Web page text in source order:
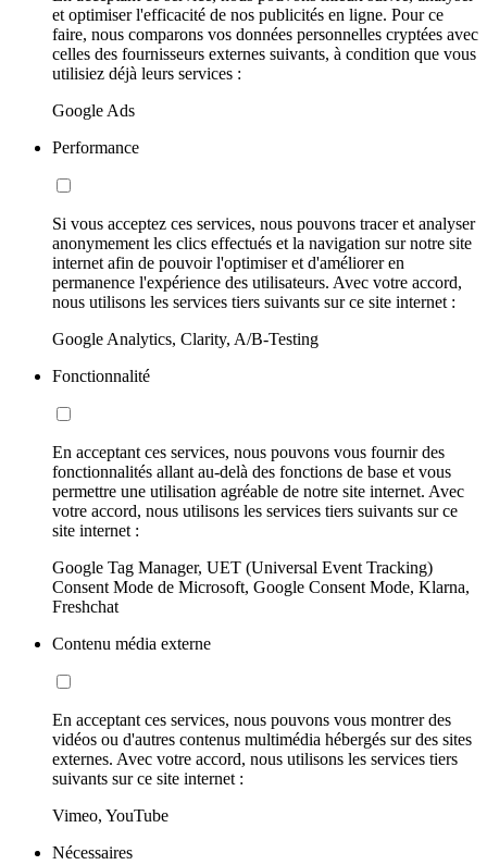
et optimiser l'efficacité de nos publicités en ligne. Pour ce
faire, nous comparons vos données personnelles cryptées avec
celles des fournisseurs externes suivants, à condition que vous
utilisiez déjà leurs services :
Google Ads
Performance
Si vous acceptez ces services, nous pouvons tracer et analyser
anonymement les clics effectués et la navigation sur notre site
internet afin de pouvoir l'optimiser et d'améliorer en
permanence l'expérience des utilisateurs. Avec votre accord,
nous utilisons les services tiers suivants sur ce site internet :
Google Analytics, Clarity, A/B-Testing
Fonctionnalité
En acceptant ces services, nous pouvons vous fournir des
fonctionnalités allant au-delà des fonctions de base et vous
permettre une utilisation agréable de notre site internet. Avec
votre accord, nous utilisons les services tiers suivants sur ce
site internet :
Google Tag Manager, UET (Universal Event Tracking)
Consent Mode de Microsoft, Google Consent Mode, Klarna,
Freshchat
Contenu média externe
En acceptant ces services, nous pouvons vous montrer des
vidéos ou d'autres contenus multimédia hébergés sur des sites
externes. Avec votre accord, nous utilisons les services tiers
suivants sur ce site internet :
Vimeo, YouTube
Nécessaires